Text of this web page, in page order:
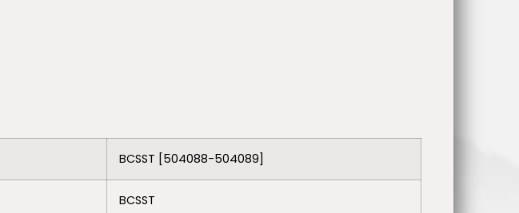
BCSST [504088-504089]
BCSST